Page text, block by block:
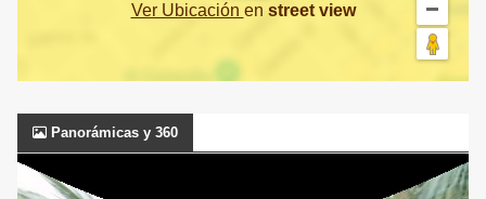
Ver Ubicación en street view
Panorámicas y 360